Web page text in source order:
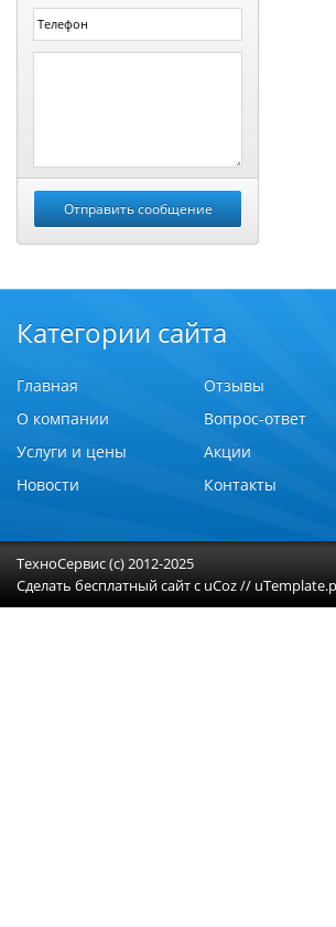
Категории сайта
Главная
О компании
Услуги и цены
Новости
Отзывы
Вопрос-ответ
Акции
Контакты
ТехноСервис (с) 2012-2025
Сделать бесплатный сайтс uCoz//